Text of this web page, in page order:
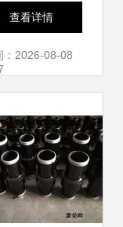
6A/6B盲板法
板法兰及绝
查看详情
：2026-08-08